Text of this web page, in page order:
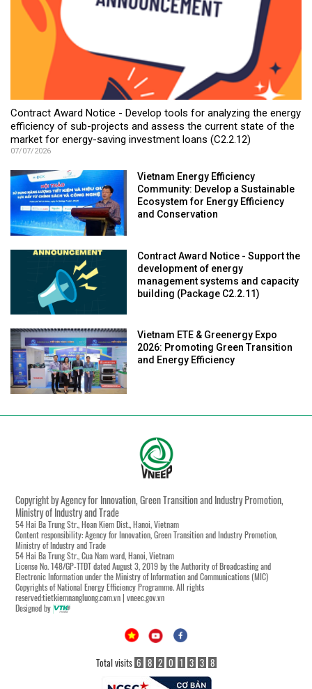
Contract Award Notice - Develop tools for analyzing the energy
efficiency of sub-projects and assess the current state of the
market for energy-saving investment loans (C2.2.12)
07/07/2026
Vietnam Energy Efficiency
Community: Develop a Sustainable
Ecosystem for Energy Efficiency
and Conservation
Contract Award Notice - Support the
development of energy
management systems and capacity
building (Package C2.2.11)
Vietnam ETE & Greenergy Expo
2026: Promoting Green Transition
and Energy Efficiency
Copyright by Agency for Innovation, Green Transition and Industry Promotion,
Ministry of Industry and Trade
54 Hai Ba Trung Str., Hoan Kiem Dist., Hanoi, Vietnam
Content responsibility: Agency for Innovation, Green Transition and Industry Promotion,
Ministry of Industry and Trade
54 Hai Ba Trung Str., Cua Nam ward, Hanoi, Vietnam
License No. 148/GP-TTĐT dated August 3, 2019 by the Authority of Broadcasting and
Electronic Information under the Ministry of Information and Communications (MIC)
Copyrights of National Energy Efficiency Programme. All rights
reserved:tietkiemnangluong.com.vn | vneec.gov.vn
Designed by
Total visits 6 8 2 0 1 3 3 8